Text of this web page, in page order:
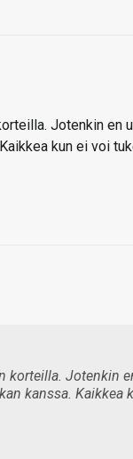
Jotenkin en
kun ei voi
korteilla. Jotenkin
kanssa.